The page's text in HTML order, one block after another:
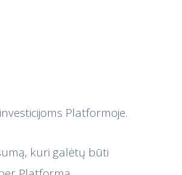
Platformoje.
kuri galėtų būti